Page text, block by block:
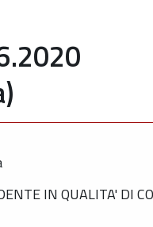
IN QUALITA' DI